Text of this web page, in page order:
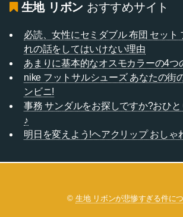
生地 リボン おすすめサイト
必読、女性にセミダブル 布団 セット
れの話をしてはいけない理由
あまりに基本的なオスモカラーの4つ
nike フットサルシューズ あなたの街
ンビニ!
事務 サンダルをお探しですか?おひ
♪
明日を変えよう!ヘアクリップ おしゃ
© 生地 リボンが悲惨すぎる件に